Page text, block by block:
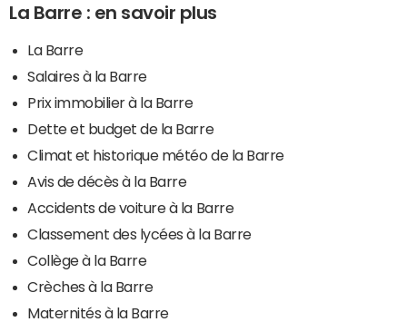
La Barre : en savoir plus
La Barre
Salaires à la Barre
Prix immobilier à la Barre
Dette et budget de la Barre
Climat et historique météo de la Barre
Avis de décès à la Barre
Accidents de voiture à la Barre
Classement des lycées à la Barre
Collège à la Barre
Crèches à la Barre
Maternités à la Barre